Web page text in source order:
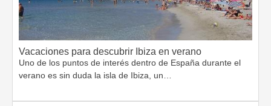
Vacaciones para descubrir Ibiza en verano
Uno de los puntos de interés dentro de España durante el
verano es sin duda la isla de Ibiza, un…